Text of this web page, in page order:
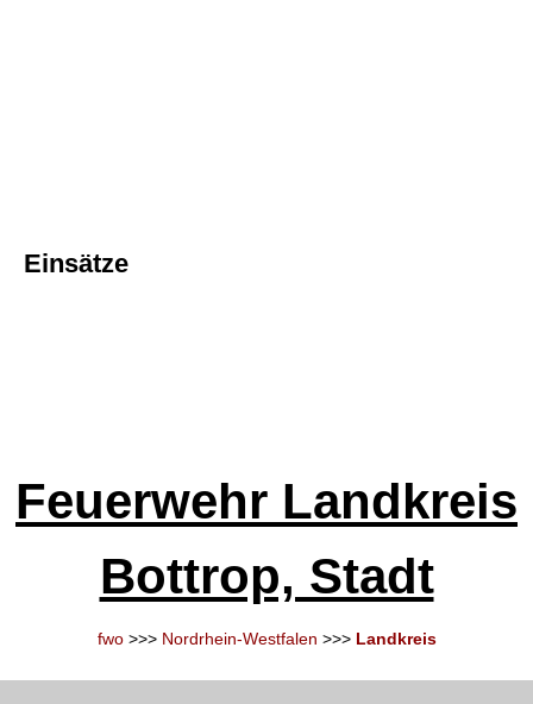
Einsätze
Feuerwehr Landkreis
Bottrop, Stadt
fwo>>> Nordrhein-Westfalen >>> Landkreis